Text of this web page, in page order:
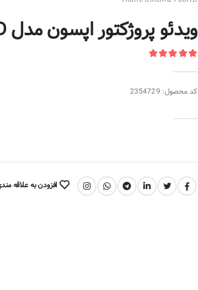
ویدئو پروژکتور اپسون مدل Home Cinema 760HD
کد محصول: 2354729
اشتراک گذاری: افزودن به علاقه